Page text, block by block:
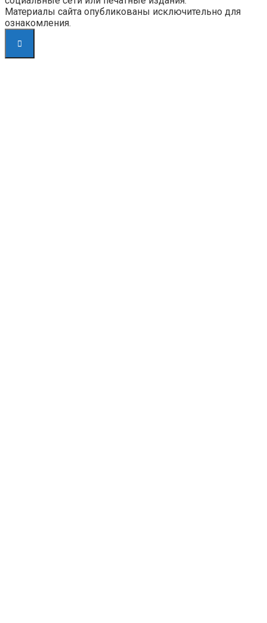
Материалы сайта опубликованы исключительно для
ознакомления.